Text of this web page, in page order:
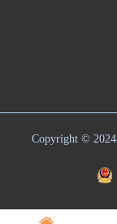
Copyright ©